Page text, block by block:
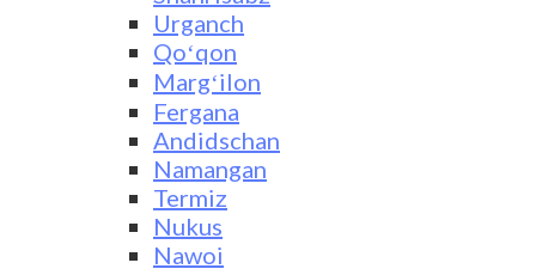
Urganch
Qoʻqon
Margʻilon
Fergana
Andidschan
Namangan
Termiz
Nukus
Nawoi